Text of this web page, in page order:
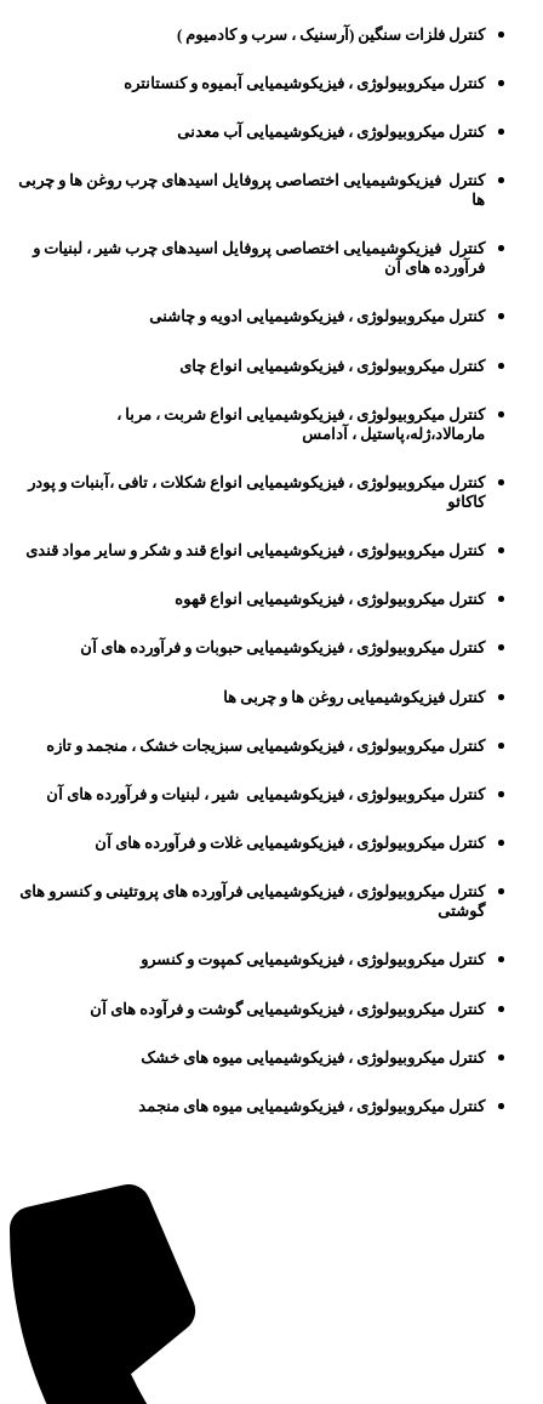
کنترل فلزات سنگین (آرسنیک ، سرب و کادمیوم )
کنترل میکروبیولوژی ، فیزیکوشیمیایی آبمیوه و کنستانتره
کنترل میکروبیولوژی ، فیزیکوشیمیایی آب معدنی
کنترل فیزیکوشیمیایی اختصاصی پروفایل اسیدهای چرب روغن ها و چربی
ها
کنترل فیزیکوشیمیایی اختصاصی پروفایل اسیدهای چرب شیر ، لبنیات و
فرآورده های آن
کنترل میکروبیولوژی ، فیزیکوشیمیایی ادویه و چاشنی
کنترل میکروبیولوژی ، فیزیکوشیمیایی انواع چای
کنترل میکروبیولوژی ، فیزیکوشیمیایی انواع شربت ، مربا ،
مارمالاد،ژله،پاستیل ، آدامس
کنترل میکروبیولوژی ، فیزیکوشیمیایی انواع شکلات ، تافی ،آبنبات و پودر
کاکائو
کنترل میکروبیولوژی ، فیزیکوشیمیایی انواع قند و شکر و سایر مواد قندی
کنترل میکروبیولوژی ، فیزیکوشیمیایی انواع قهوه
کنترل میکروبیولوژی ، فیزیکوشیمیایی حبوبات و فرآورده های آن
کنترل فیزیکوشیمیایی روغن ها و چربی ها
کنترل میکروبیولوژی ، فیزیکوشیمیایی سبزیجات خشک ، منجمد و تازه
کنترل میکروبیولوژی ، فیزیکوشیمیایی شیر ، لبنیات و فرآورده های آن
کنترل میکروبیولوژی ، فیزیکوشیمیایی غلات و فرآورده های آن
کنترل میکروبیولوژی ، فیزیکوشیمیایی فرآورده های پروتئینی و کنسرو های
گوشتی
کنترل میکروبیولوژی ، فیزیکوشیمیایی کمپوت و کنسرو
کنترل میکروبیولوژی ، فیزیکوشیمیایی گوشت و فرآوده های آن
کنترل میکروبیولوژی ، فیزیکوشیمیایی میوه های خشک
کنترل میکروبیولوژی ، فیزیکوشیمیایی میوه های منجمد